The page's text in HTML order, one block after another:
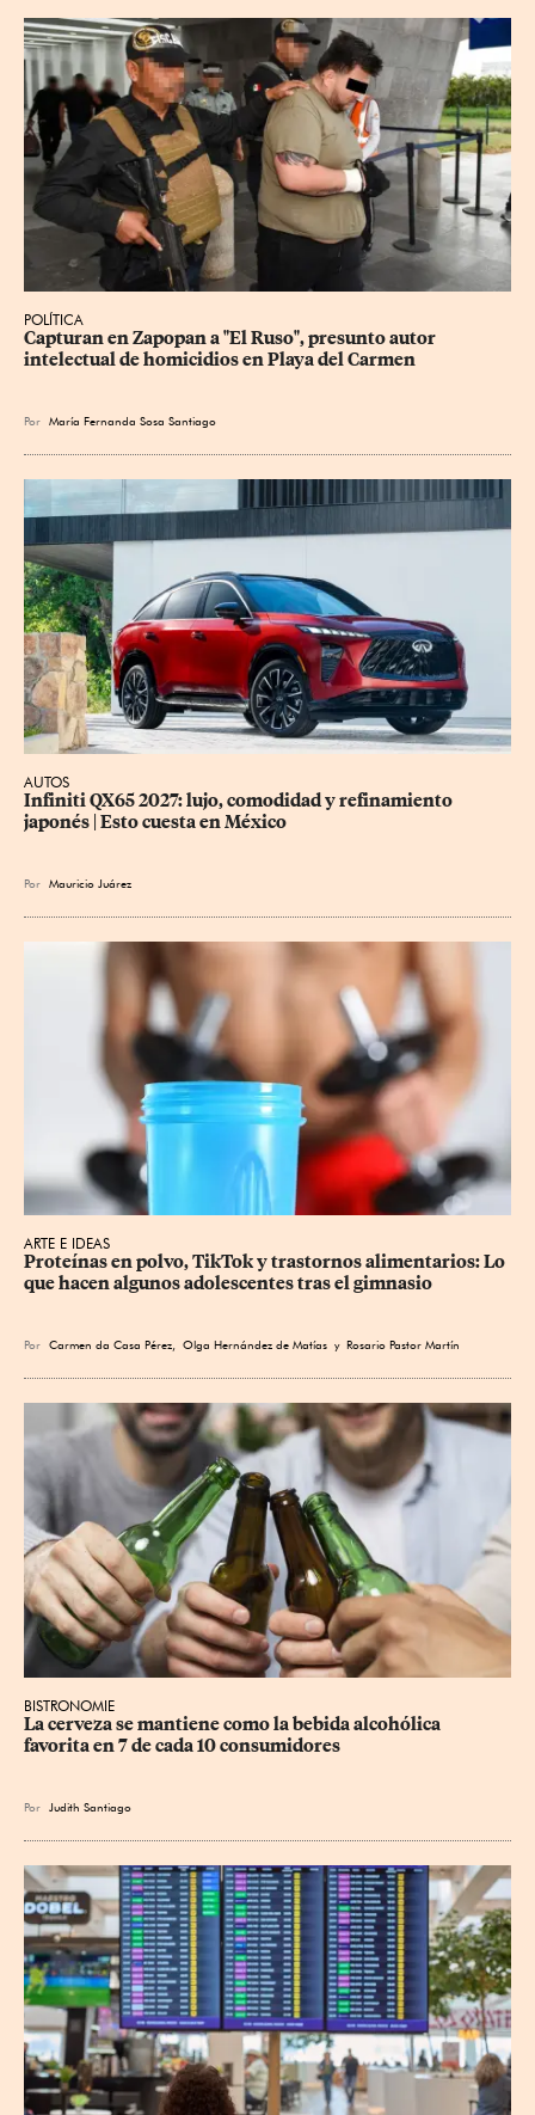
POLÍTICA
Capturan en Zapopan a "El Ruso", presunto autor
intelectual de homicidios en Playa del Carmen
Por María Fernanda Sosa Santiago
AUTOS
Infiniti QX65 2027: lujo, comodidad y refinamiento
japonés | Esto cuesta en México
Por Mauricio Juárez
ARTE E IDEAS
Proteínas en polvo, TikTok y trastornos alimentarios: Lo
que hacen algunos adolescentes tras el gimnasio
Por Carmen da Casa Pérez Olga Hernández de Matías y Rosario Pastor Martín
BISTRONOMIE
La cerveza se mantiene como la bebida alcohólica
favorita en 7 de cada 10 consumidores
Por Judith Santiago